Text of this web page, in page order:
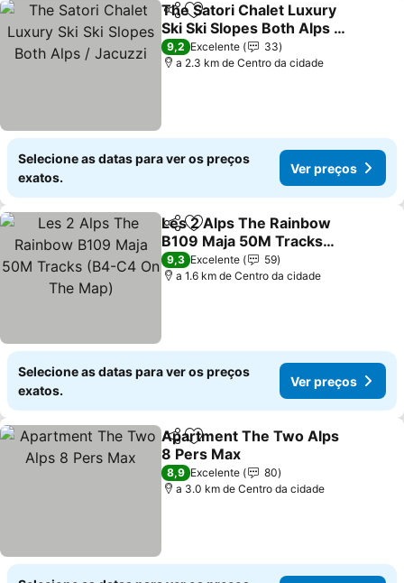
PartilharAdicionar aos favoritos
The Satori Chalet Luxury
Ski Ski Slopes Both Alps /
Jacuzzi
9,2 Excelente
33
a 2.3 km de Centro da cidade
Selecione as datas para ver os preços
exatos.
Ver preços
PartilharAdicionar aos favoritos
Les 2 Alps The Rainbow
B109 Maja 50M Tracks
(B4-C4 On The Map)
9,3 Excelente
59
a 1.6 km de Centro da cidade
Selecione as datas para ver os preços
exatos.
Ver preços
PartilharAdicionar aos favoritos
Apartment The Two Alps
8 Pers Max
8,9 Excelente
80
a 3.0 km de Centro da cidade